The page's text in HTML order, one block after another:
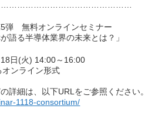
5弾 無料オンラインセミナー
語る半導体業界の未来とは？」
日(火) 14:00～16:00
ンライン形式
詳細は、以下URLをご参照ください。
1118-consortium/